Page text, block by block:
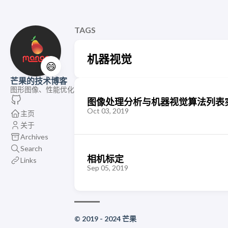
😄
芒果的技术博客
图形图像、性能优化
主页
关于
Archives
Search
Links
TAGS
机器视觉
图像处理分析与机器视觉算法列表
Oct 03, 2019
相机标定
Sep 05, 2019
© 2019 - 2024 芒果